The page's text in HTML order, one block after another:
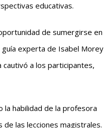
educativas.
de sumergirse en
experta de Isabel Morey
cautivó a los participantes,
la habilidad de la profesora
las lecciones magistrales.